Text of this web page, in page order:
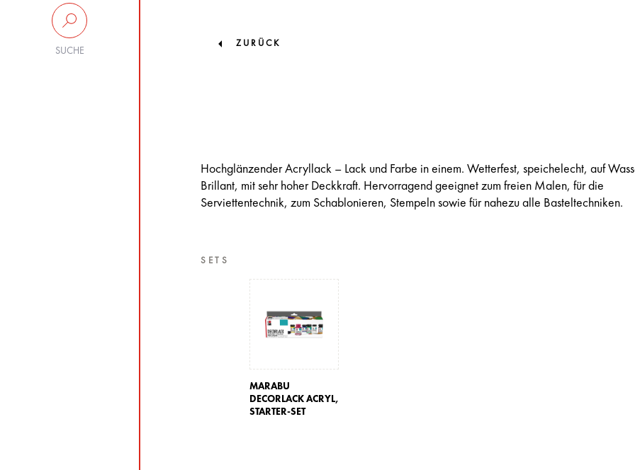
SUCHE
ZURÜCK
Hochglänzender Acryllack – Lack und Farbe in einem. Wetterfest, speichelecht, auf
Brillant, mit sehr hoher Deckkraft. Hervorragend geeignet zum freien Malen, für die
Serviettentechnik, zum Schablonieren, Stempeln sowie für nahezu alle Basteltechniken.
SETS
MARABU
DECORLACK ACRYL,
STARTER-SET